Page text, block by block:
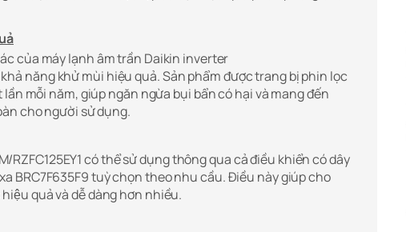
của máy lạnh âm trần Daikin inverter
khả năng khử mùi hiệu quả. Sản phẩm được trang bị phin lọc
mỗi năm, giúp ngăn ngừa bụi bẩn có hại và mang đến
cho người sử dụng.
RZFC125EY1 có thể sử dụng thông qua cả điều khiển có dây
BRC7F635F9 tuỳ chọn theo nhu cầu. Điều này giúp cho
quả và dễ dàng hơn nhiều.